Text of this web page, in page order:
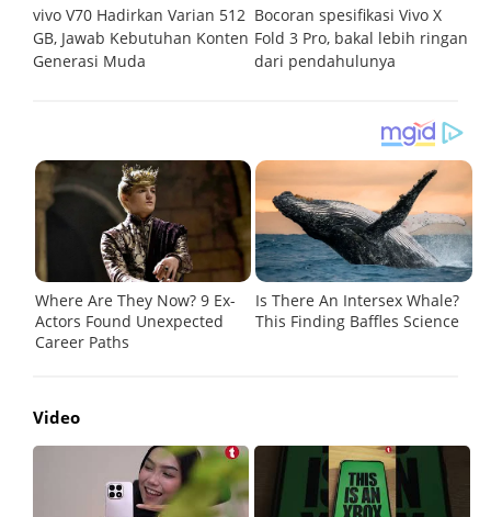
vivo V70 Hadirkan Varian 512
GB, Jawab Kebutuhan Konten
Generasi Muda
Bocoran spesifikasi Vivo X
Fold 3 Pro, bakal lebih ringan
dari pendahulunya
Video